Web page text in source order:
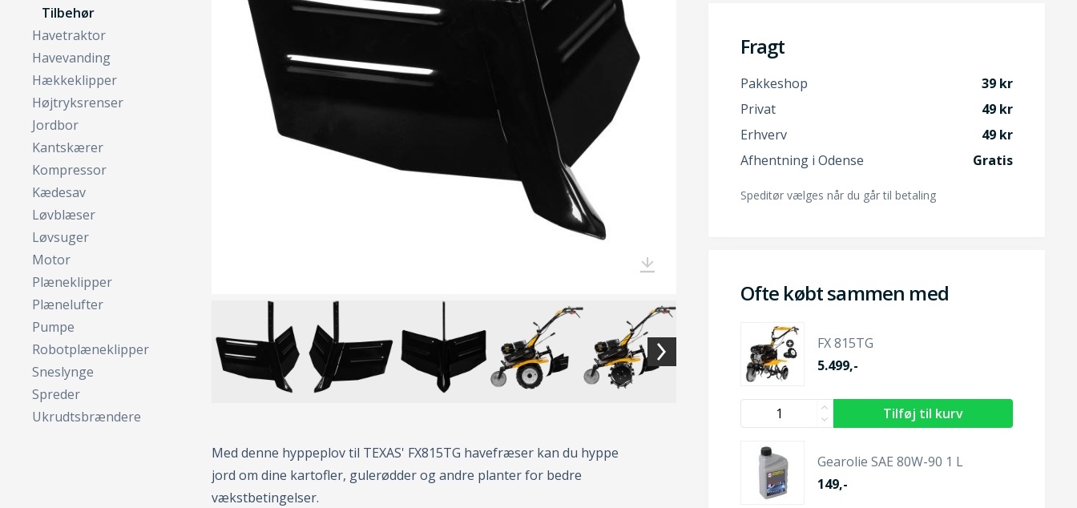
Tilbehør
Havetraktor
Havevanding
Hækkeklipper
Højtryksrenser
Jordbor
Kantskærer
Kompressor
Kædesav
Løvblæser
Løvsuger
Motor
Plæneklipper
Plænelufter
Pumpe
Robotplæneklipper
Sneslynge
Spreder
Ukrudtsbrændere
Med denne hyppeplov til TEXAS' FX815TG havefræser kan du hyppe
jord om dine kartofler, gulerødder og andre planter for bedre
vækstbetingelser.
Fragt
Pakkeshop
39
Privat
49
Erhverv
49
Afhentning i Odense
Gratis
Speditør vælges når du går til betaling
Ofte købt sammen med
FX 815TG
5.499,-
Gearolie SAE 80W-90 1 L
149,-